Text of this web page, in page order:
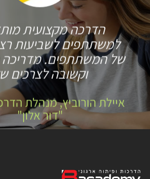
הדרכה מקצועית
למשתתפים לשביעות
של המשתתפים. מדריכה
וקשובה לצרכים
איילת הורוביץ, מנהלת
"דור אלון"